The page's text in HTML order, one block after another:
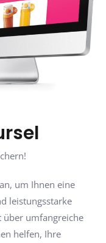
um Ihnen eine
leistungsstarke
über umfangreiche
helfen, Ihre